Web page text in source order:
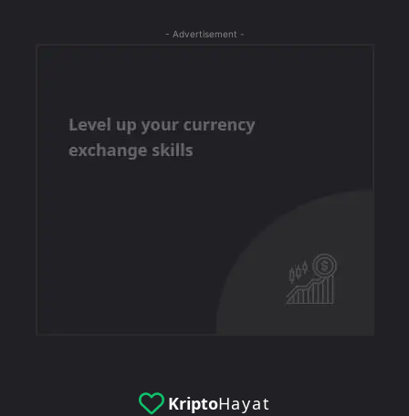
- Advertisement -
KriptoHayat